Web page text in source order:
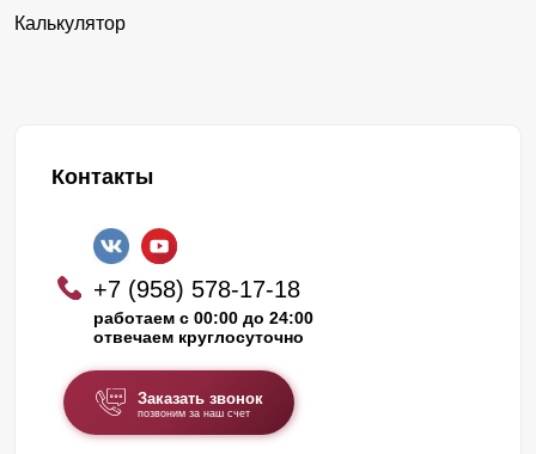
Калькулятор
Контакты
+7 (958) 578-17-18
работаем с 00:00 до 24:00
отвечаем круглосуточно
Заказать звонок
позвоним за наш счет